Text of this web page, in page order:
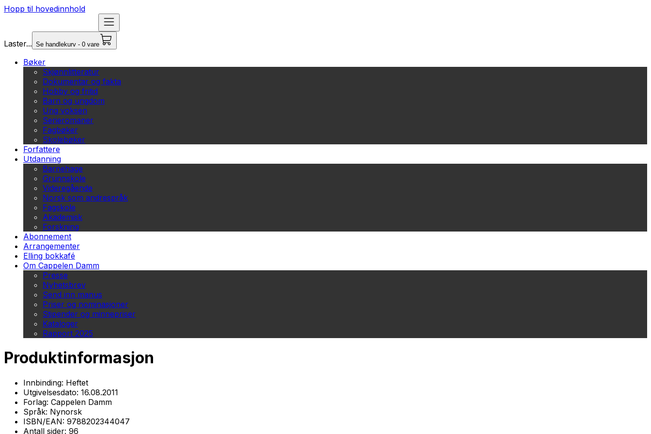
Hopp til hovedinnhold
Laster... Se handlekurv - 0 vare
Bøker
Skjønnlitteratur
Dokumentar og fakta
Hobby og fritid
Barn og ungdom
Ung voksen
Serieromaner
Fagbøker
Skolebøker
Forfattere
Utdanning
Barnehage
Grunnskole
Videregående
Norsk som andrespråk
Fagskole
Akademisk
Forskning
Abonnement
Arrangementer
Elling bokkafé
Om Cappelen Damm
Presse
Nyhetsbrev
Send inn manus
Priser og nominasjoner
Stipender og minnepriser
Kataloger
Rapport 2025
Produktinformasjon
Innbinding: Heftet
Utgivelsesdato: 16.08.2011
Forlag: Cappelen Damm
Språk: Nynorsk
ISBN/EAN: 9788202344047
Antall sider: 96